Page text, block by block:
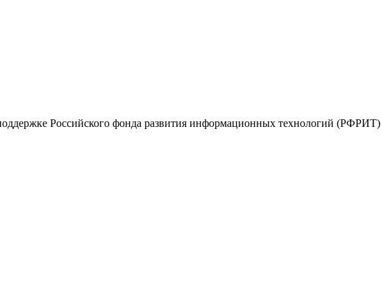
Российского фонда развития информационных технологий (РФРИТ)